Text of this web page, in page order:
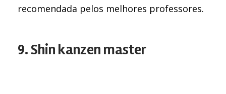
recomendada pelos melhores professores.
9. Shin kanzen master